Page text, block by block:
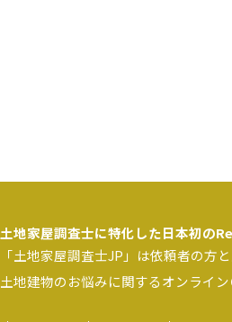
土地家屋調査士に特化した日本初の
「土地家屋調査士JP」は依頼者の方
土地建物のお悩みに関するオンライ